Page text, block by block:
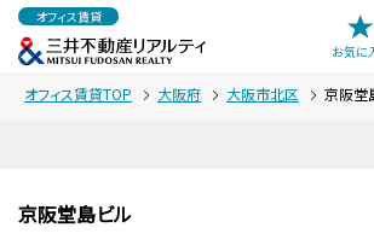
オフィス賃貸
お気に
オフィス賃貸TOP 大阪府 大阪市北区 京阪堂
京阪堂島ビル